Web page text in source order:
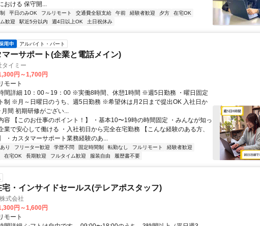
おける 保守開...
平日のみOK フルリモート 交通費全額支給 午前 経験者歓迎 夕方
在宅OK
歓迎
駅近5分以内 週4日以上OK 土日祝休み
アルバイト・パート
マーサポート(企業と電話メイン)
タイミー
円～1,700円
モート
間詳細 10：00～19：00 ※実働8時間、休憩1時間 ※週5日勤務 ・曜日固定
制 ※月～日曜日のうち、週5日勤務 ※希望休は月2日まで提出OK 入社日か
月間 初期研修がござい...
容 【このお仕事のポイント！】 ・基本10〜19時の時間固定 ・みんなが知っ
業で安心して働ける ・入社初日から完全在宅勤務 【こんな経験のある方、
・カスタマーサポート業務経験のあ...
り フリーター歓迎 学歴不問 固定時間制 転勤なし フルリモート
経験者歓迎
在宅OK 長期歓迎 フルタイム歓迎 服装自由 履歴書不要
宅・インサイドセールス(テレアポスタッフ)
式会社
円～1,600円
モート